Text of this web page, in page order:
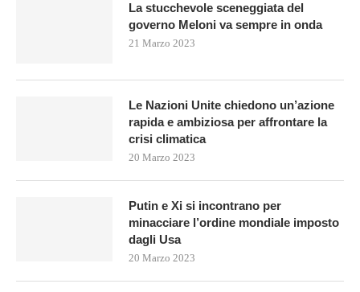
La stucchevole sceneggiata del
governo Meloni va sempre in onda
21 Marzo 2023
Le Nazioni Unite chiedono un’azione
rapida e ambiziosa per affrontare la
crisi climatica
20 Marzo 2023
Putin e Xi si incontrano per
minacciare l’ordine mondiale imposto
dagli Usa
20 Marzo 2023